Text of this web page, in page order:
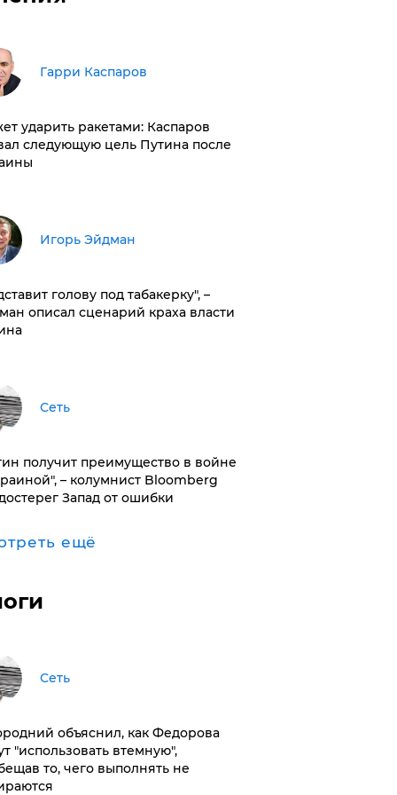
Гарри Каспаров
ударить ракетами: Каспаров
следующую цель Путина после
Игорь Эйдман
голову под табакерку", –
описал сценарий краха власти
Сеть
получит преимущество в войне
– колумнист Bloomberg
Запад от ошибки
ещё
Сеть
объяснил, как Федорова
"использовать втемную",
то, чего выполнять не